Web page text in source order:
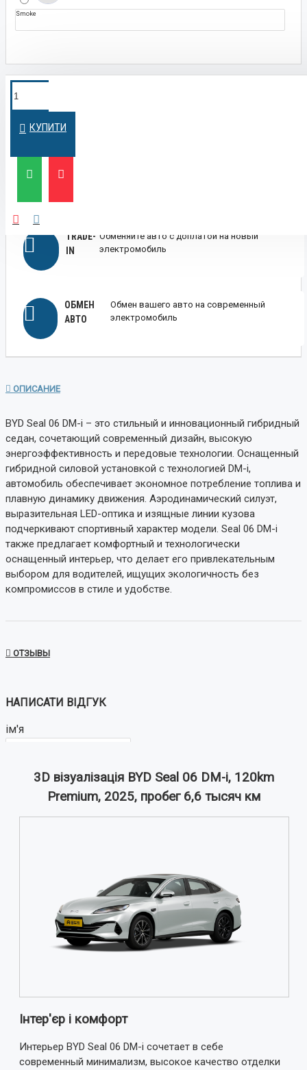
Smoke
КУПИТИ
КРЕДИТ
TRADE-
IN
Обменяйте авто с доплатой на новый
электромобиль
ОБМЕН
АВТО
Обмен вашего авто на современный
электромобиль
ОПИСАНИЕ
BYD Seal 06 DM-i – это стильный и инновационный гибридный
седан, сочетающий современный дизайн, высокую
энергоэффективность и передовые технологии. Оснащенный
гибридной силовой установкой с технологией DM-i,
автомобиль обеспечивает экономное потребление топлива и
плавную динамику движения. Аэродинамический силуэт,
выразительная LED-оптика и изящные линии кузова
подчеркивают спортивный характер модели. Seal 06 DM-i
также предлагает комфортный и технологически
оснащенный интерьер, что делает его привлекательным
выбором для водителей, ищущих экологичность без
компромиссов в стиле и удобстве.
ОТЗЫВЫ
НАПИСАТИ ВІДГУК
ім'я
Ваш відгук:
HTML розмітка не підтримується!
Використовуйте звичайний текст.
Добре
3D візуалізація BYD Seal 06 DM-i, 120km
Premium, 2025, пробег 6,6 тысяч км
Інтер'єр і комфорт
Интерьер BYD Seal 06 DM-i сочетает в себе
современный минимализм, высокое качество отделки